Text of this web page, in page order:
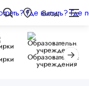
Вход
Образовательные
учреждения